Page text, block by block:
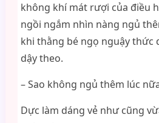
không khí mát rượi của điều
ngồi ngắm nhìn nàng ngủ
khi thằng bé ngọ nguậy thức
dậy theo.
– Sao không ngủ thêm lúc
Dực làm dáng vẻ như cũng